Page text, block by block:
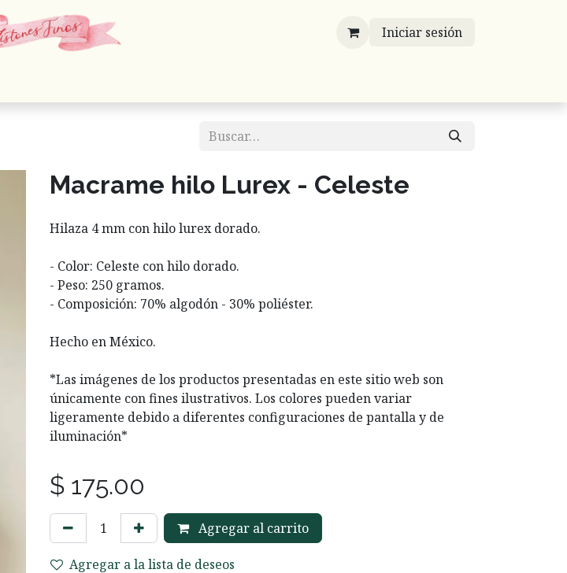
Iniciar sesión
Macrame hilo Lurex - Celeste
Hilaza 4 mm con hilo lurex dorado.
- Color: Celeste con hilo dorado.
- Peso: 250 gramos.
- Composición: 70% algodón - 30% poliéster.
Hecho en México.
*Las imágenes de los productos presentadas en este sitio web son
únicamente con fines ilustrativos. Los colores pueden variar
ligeramente debido a diferentes configuraciones de pantalla y de
iluminación*
$ 175.00
Agregar al carrito
Agregar a la lista de deseos